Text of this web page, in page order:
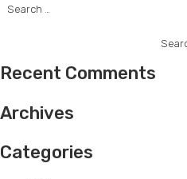
navigation
for:
Recent Comments
Archives
Categories